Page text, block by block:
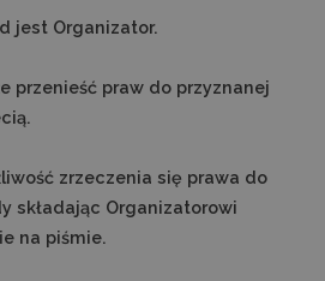
jest Organizator.
przenieść praw do przyznanej
zrzeczenia się prawa do
składając Organizatorowi
na piśmie.